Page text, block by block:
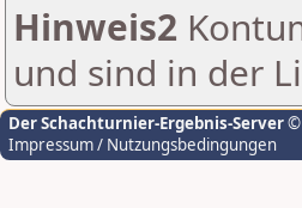
Hinweis2
und sind in der
Der Schachturnier-Ergebnis-Server©
Impressum / Nutzungsbedingungen